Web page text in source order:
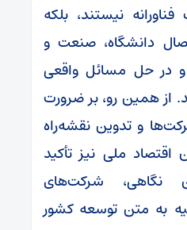
نیستند، بلکه
دانشگاه، صنعت و
و در حل مسائل واقعی
از همین رو، بر ضرورت
و تدوین نقشه‌راه
اقتصاد ملی نیز تأکید
شرکت‌های
به متن توسعه کشور